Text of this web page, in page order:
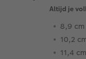
Altijd je
8,9
10,2
11,4